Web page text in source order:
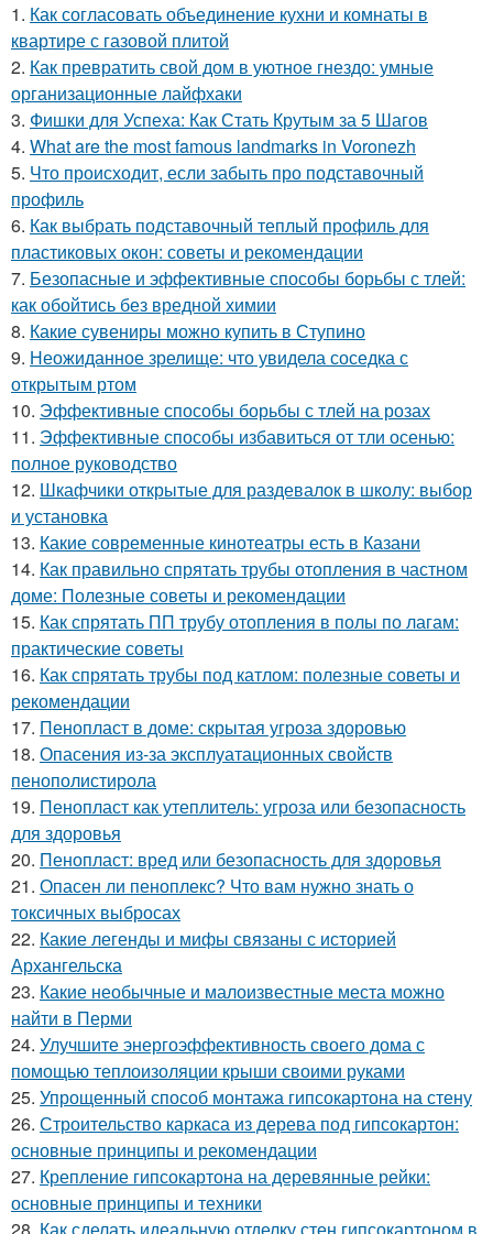
1. Как согласовать объединение кухни и комнаты в
квартире с газовой плитой
2. Как превратить свой дом в уютное гнездо: умные
организационные лайфхаки
3. Фишки для Успеха: Как Стать Крутым за 5 Шагов
4. What are the most famous landmarks in Voronezh
5. Что происходит, если забыть про подставочный
профиль
6. Как выбрать подставочный теплый профиль для
пластиковых окон: советы и рекомендации
7. Безопасные и эффективные способы борьбы с тлей:
как обойтись без вредной химии
8. Какие сувениры можно купить в Ступино
9. Неожиданное зрелище: что увидела соседка с
открытым ртом
10. Эффективные способы борьбы с тлей на розах
11. Эффективные способы избавиться от тли осенью:
полное руководство
12. Шкафчики открытые для раздевалок в школу: выбор
и установка
13. Какие современные кинотеатры есть в Казани
14. Как правильно спрятать трубы отопления в частном
доме: Полезные советы и рекомендации
15. Как спрятать ПП трубу отопления в полы по лагам:
практические советы
16. Как спрятать трубы под катлом: полезные советы и
рекомендации
17. Пенопласт в доме: скрытая угроза здоровью
18. Опасения из-за эксплуатационных свойств
пенополистирола
19. Пенопласт как утеплитель: угроза или безопасность
для здоровья
20. Пенопласт: вред или безопасность для здоровья
21. Опасен ли пеноплекс? Что вам нужно знать о
токсичных выбросах
22. Какие легенды и мифы связаны с историей
Архангельска
23. Какие необычные и малоизвестные места можно
найти в Перми
24. Улучшите энергоэффективность своего дома с
помощью теплоизоляции крыши своими руками
25. Упрощенный способ монтажа гипсокартона на стену
26. Строительство каркаса из дерева под гипсокартон:
основные принципы и рекомендации
27. Крепление гипсокартона на деревянные рейки:
основные принципы и техники